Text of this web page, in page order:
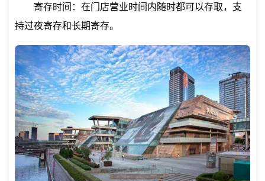
寄存时间：在门店营业时间内随时都可以存取，支
持过夜寄存和长期寄存。